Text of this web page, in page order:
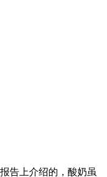
告上介绍的，酸奶虽